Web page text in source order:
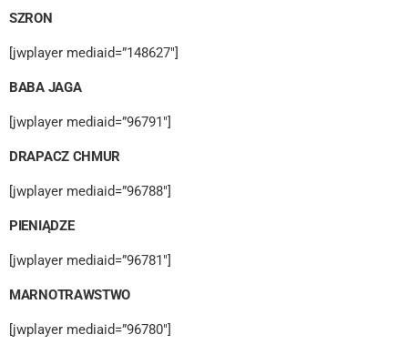
SZRON
[jwplayer mediaid=”148627″]
BABA JAGA
[jwplayer mediaid=”96791″]
DRAPACZ CHMUR
[jwplayer mediaid=”96788″]
PIENIĄDZE
[jwplayer mediaid=”96781″]
MARNOTRAWSTWO
[jwplayer mediaid=”96780″]